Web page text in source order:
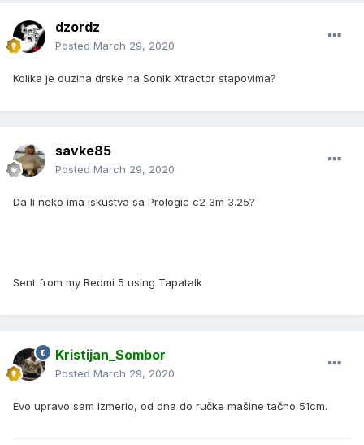
dzordz
Posted March 29, 2020
Kolika je duzina drske na Sonik Xtractor stapovima?
savke85
Posted March 29, 2020
Da li neko ima iskustva sa Prologic c2 3m 3.25?
Sent from my Redmi 5 using Tapatalk
Kristijan_Sombor
Posted March 29, 2020
Evo upravo sam izmerio, od dna do ručke mašine tačno 51cm.